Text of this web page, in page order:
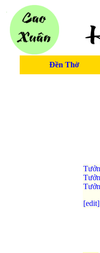
Đền Thờ
[edit]